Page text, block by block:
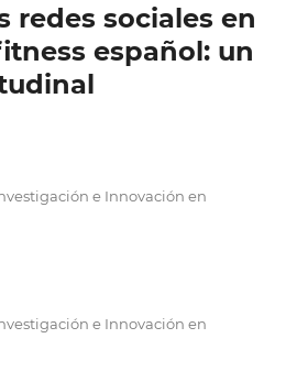
redes sociales en
español: un
e Innovación en
e Innovación en